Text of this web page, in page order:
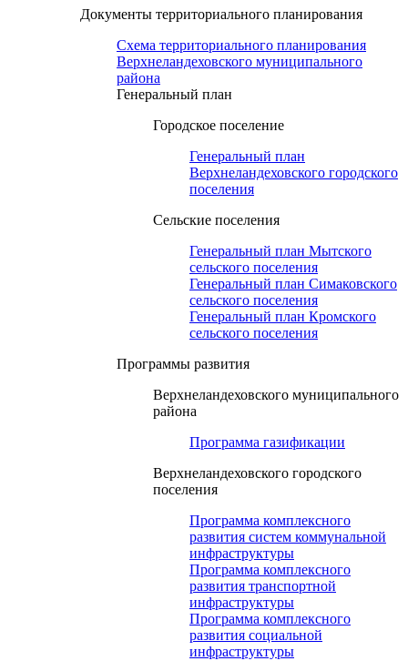
Документы территориального планирования
Схема территориального планирования
Верхнеландеховского муниципального
района
Генеральный план
Городское поселение
Генеральный план
Верхнеландеховского городского
поселения
Сельские поселения
Генеральный план Мытского
сельского поселения
Генеральный план Симаковского
сельского поселения
Генеральный план Кромского
сельского поселения
Программы развития
Верхнеландеховского муниципального
района
Программа газификации
Верхнеландеховского городского
поселения
Программа комплексного
развития систем коммунальной
инфраструктуры
Программа комплексного
развития транспортной
инфраструктуры
Программа комплексного
развития социальной
инфраструктуры